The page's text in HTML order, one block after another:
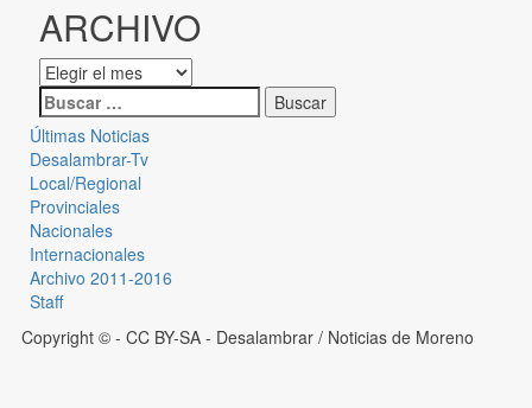
ARCHIVO
Últimas Noticias
Desalambrar-Tv
Local/Regional
Provinciales
Nacionales
Internacionales
Archivo 2011-2016
Staff
Copyright © - CC BY-SA - Desalambrar / Noticias de Moreno